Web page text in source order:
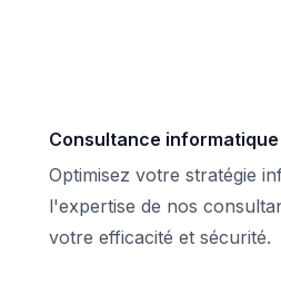
Consultance informatique
Optimisez votre stratégie
l'expertise de nos
votre efficacité et sécurité.